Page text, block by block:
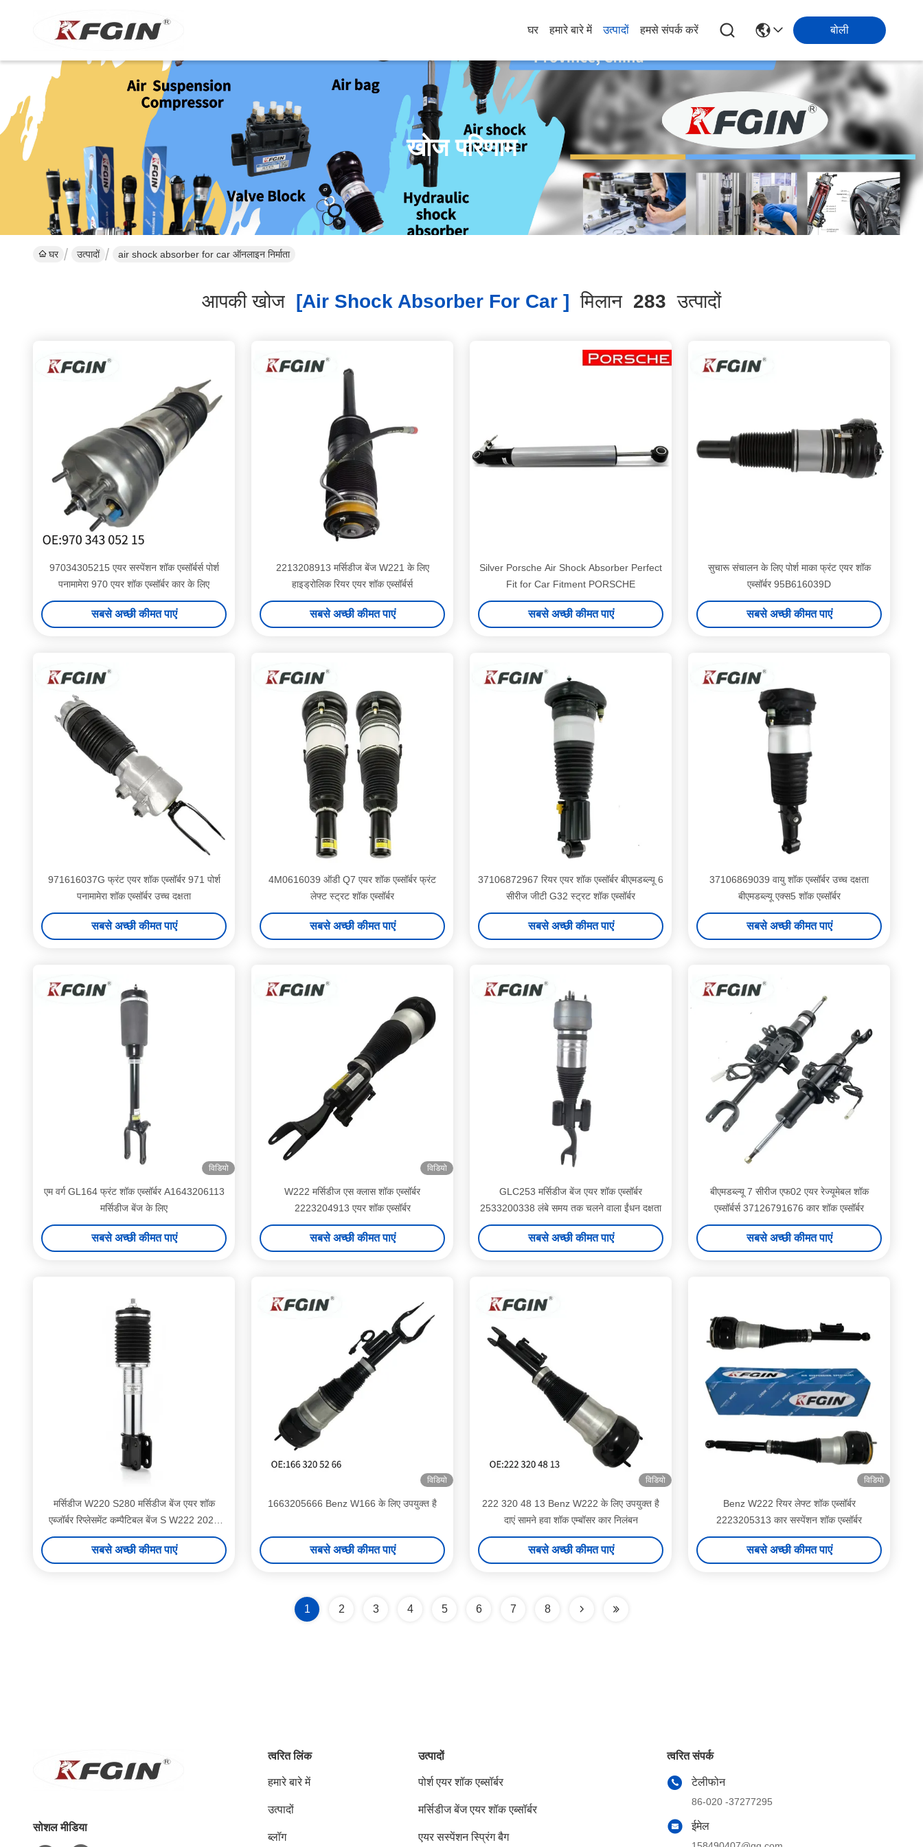
घर हमारे बारे में उत्पादों हमसे संपर्क करें बोली
खोज परिणाम
घर उत्पादों air shock absorber for car ऑनलाइन निर्माता
आपकी खोज [air Shock Absorber For Car ] मिलान 283 उत्पादों
97034305215 एयर सस्पेंशन शॉक एब्सॉर्बर्स पोर्श
पनामामेरा 970 एयर शॉक एब्सॉर्बर कार के लिए
सबसे अच्छी कीमत पाएं
2213208913 मर्सिडीज बेंज W221 के लिए
हाइड्रोलिक रियर एयर शॉक एब्सॉर्बर्स
सबसे अच्छी कीमत पाएं
Silver Porsche Air Shock Absorber Perfect
Fit for Car Fitment PORSCHE
सबसे अच्छी कीमत पाएं
सुचारू संचालन के लिए पोर्श माका फ्रंट एयर शॉक
एब्सॉर्बर 95B616039D
सबसे अच्छी कीमत पाएं
971616037G फ्रंट एयर शॉक एब्सॉर्बर 971 पोर्श
पनामामेरा शॉक एब्सॉर्बर उच्च दक्षता
सबसे अच्छी कीमत पाएं
4M0616039 ऑडी Q7 एयर शॉक एब्सॉर्बर फ्रंट
लेफ्ट स्ट्रट शॉक एब्सॉर्बर
सबसे अच्छी कीमत पाएं
37106872967 रियर एयर शॉक एब्सॉर्बर बीएमडब्ल्यू 6
सीरीज जीटी G32 स्ट्रट शॉक एब्सॉर्बर
सबसे अच्छी कीमत पाएं
37106869039 वायु शॉक एब्सॉर्बर उच्च दक्षता
बीएमडब्ल्यू एक्स5 शॉक एब्सॉर्बर
सबसे अच्छी कीमत पाएं
विडियो
एम वर्ग GL164 फ्रंट शॉक एब्सॉर्बर A1643206113
मर्सिडीज बेंज के लिए
सबसे अच्छी कीमत पाएं
विडियो
W222 मर्सिडीज एस क्लास शॉक एब्सॉर्बर
2223204913 एयर शॉक एब्सॉर्बर
सबसे अच्छी कीमत पाएं
GLC253 मर्सिडीज बेंज एयर शॉक एब्सॉर्बर
2533200338 लंबे समय तक चलने वाला ईंधन दक्षता
सबसे अच्छी कीमत पाएं
बीएमडब्ल्यू 7 सीरीज एफ02 एयर रेज्यूमेबल शॉक
एब्सॉर्बर्स 37126791676 कार शॉक एब्सॉर्बर
सबसे अच्छी कीमत पाएं
मर्सिडीज W220 S280 मर्सिडीज बेंज एयर शॉक
एब्जॉर्बर रिप्लेसमेंट कम्पैटिबल बेंज S W222 2020
मॉडल सस्पेंशन सिस्टम पार्ट
सबसे अच्छी कीमत पाएं
विडियो
1663205666 Benz W166 के लिए उपयुक्त है
सबसे अच्छी कीमत पाएं
विडियो
222 320 48 13 Benz W222 के लिए उपयुक्त है
दाएं सामने हवा शॉक एम्बॉसर कार निलंबन
सबसे अच्छी कीमत पाएं
विडियो
Benz W222 रियर लेफ्ट शॉक एब्सॉर्बर
2223205313 कार सस्पेंशन शॉक एब्सॉर्बर
सबसे अच्छी कीमत पाएं
1 2 3 4 5 6 7 8
सोशल मीडिया
त्वरित लिंक
हमारे बारे में
उत्पादों
ब्लॉग
उत्पादों
पोर्श एयर शॉक एब्सॉर्बर
मर्सिडीज बेंज एयर शॉक एब्सॉर्बर
एयर सस्पेंशन स्प्रिंग बैग
त्वरित संपर्क
टेलीफोन
86-020 -37277295
ईमेल